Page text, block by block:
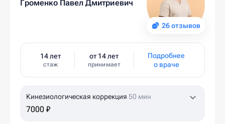
26 отзывов
Громенко Павел Дмитриевич
14 лет
стаж
от 14 лет
принимает
Подробнее
о враче
Кинезиологическая коррекция 50 мин
7000 ₽